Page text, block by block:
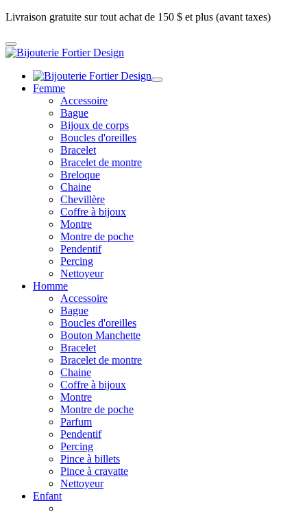
Livraison gratuite sur tout achat de 150 $ et plus (avant taxes)
Femme
Accessoire
Bague
Bijoux de corps
Boucles d'oreilles
Bracelet
Bracelet de montre
Breloque
Chaine
Chevillère
Coffre à bijoux
Montre
Montre de poche
Pendentif
Percing
Nettoyeur
Homme
Accessoire
Bague
Boucles d'oreilles
Bouton Manchette
Bracelet
Bracelet de montre
Chaine
Coffre à bijoux
Montre
Montre de poche
Parfum
Pendentif
Percing
Pince à billets
Pince à cravatte
Nettoyeur
Enfant